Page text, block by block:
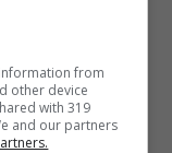
digitali di
from
other device
with 319
and our partners